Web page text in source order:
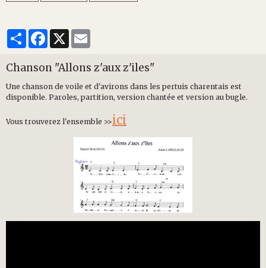
PartagerFacebook
X
Chanson "Allons z'aux z'iles"
Une chanson de voile et d'avirons dans les pertuis charentais est
disponible. Paroles, partition, version chantée et version au bugle.
Vous trouverez l'ensemble >>ici